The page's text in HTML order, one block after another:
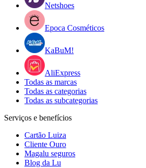
Netshoes
Epoca Cosméticos
KaBuM!
AliExpress
Todas as marcas
Todas as categorias
Todas as subcategorias
Serviços e benefícios
Cartão Luiza
Cliente Ouro
Magalu seguros
Blog da Lu